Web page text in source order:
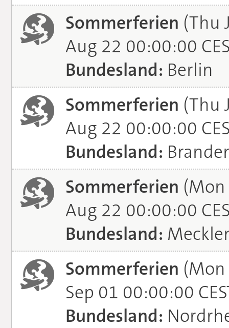
Sommerferien (Thu
Aug 22 00:00:00
Bundesland: Berlin
Sommerferien (Thu
Aug 22 00:00:00
Bundesland:
Sommerferien (Mon
Aug 22 00:00:00
Bundesland:
Sommerferien (Mon
Sep 01 00:00:00
Bundesland: